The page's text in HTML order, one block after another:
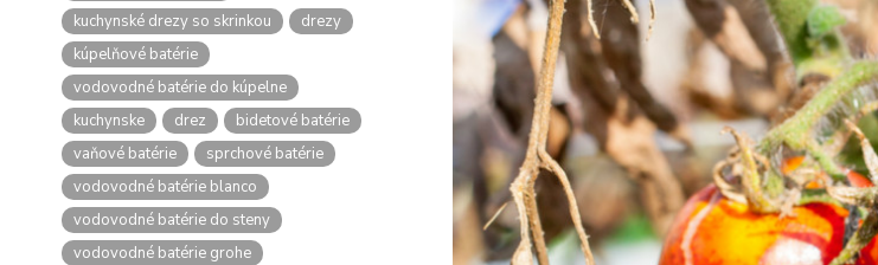
kuchynské drezy so skrinkou
drezy
kúpelňové batérie
vodovodné batérie do kúpelne
kuchynske
drez
bidetové batérie
vaňové batérie
sprchové batérie
vodovodné batérie blanco
vodovodné batérie do steny
vodovodné batérie grohe